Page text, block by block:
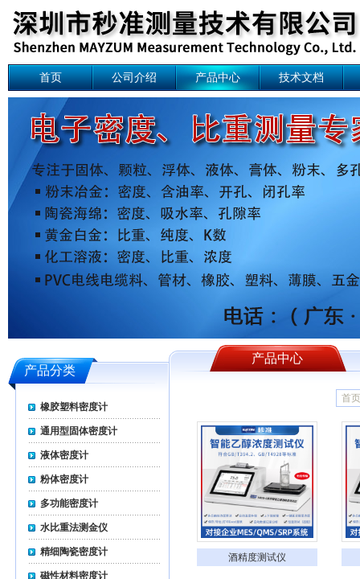
首页 公司介绍 产品中心 技术文档
产品分类
橡胶塑料密度计
通用型固体密度计
液体密度计
粉体密度计
多功能密度计
水比重法测金仪
精细陶瓷密度计
磁性材料密度计
产品中心
首页
酒精度测试仪